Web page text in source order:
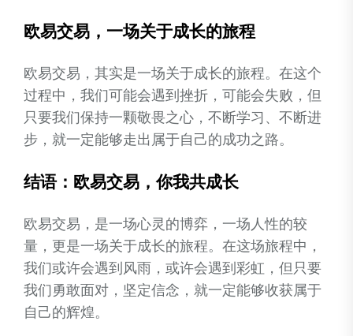
欧易交易，一场关于成长的旅程
欧易交易，其实是一场关于成长的旅程。在这个
过程中，我们可能会遇到挫折，可能会失败，但
只要我们保持一颗敬畏之心，不断学习、不断进
步，就一定能够走出属于自己的成功之路。
结语：欧易交易，你我共成长
欧易交易，是一场心灵的博弈，一场人性的较
量，更是一场关于成长的旅程。在这场旅程中，
我们或许会遇到风雨，或许会遇到彩虹，但只要
我们勇敢面对，坚定信念，就一定能够收获属于
自己的辉煌。